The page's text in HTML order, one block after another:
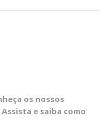
os nossos
e saiba como